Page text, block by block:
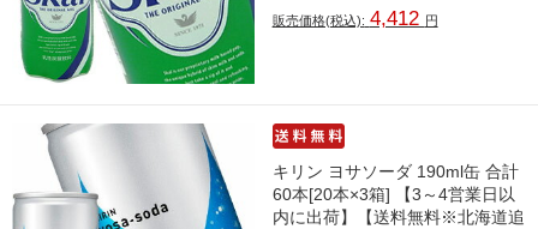
販売価格(税込): 4,412 円
キリン ヨサソーダ 190ml缶 合計
60本[20本×3箱] 【3～4営業日以
内に出荷】【送料無料※北海道追